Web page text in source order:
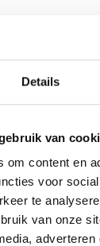
Details
van
om content en
voor
te
van onze
adverteren
Fronten
ontstaat.
de
met